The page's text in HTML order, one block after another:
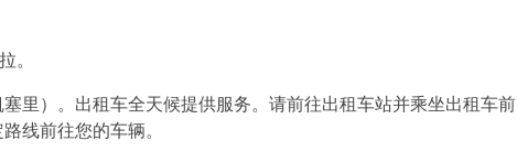
。
里）。出租车全天候提供服务。请前往出租车站并乘坐出租车前
线前往您的车辆。